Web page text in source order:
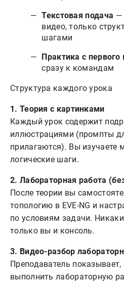
Текстовая подача —
видео, только
шагами
Практика с первого
сразу к командам
Структура каждого урока
1. Теория с картинками
Каждый урок содержит
иллюстрациями (промпты
прилагаются). Вы изучаете
логические шаги.
2. Лабораторная работа
После теории вы
топологию в EVE-NG и
по условиям задачи.
только вы и консоль.
3. Видео-разбор
Преподаватель
выполнить лабораторную